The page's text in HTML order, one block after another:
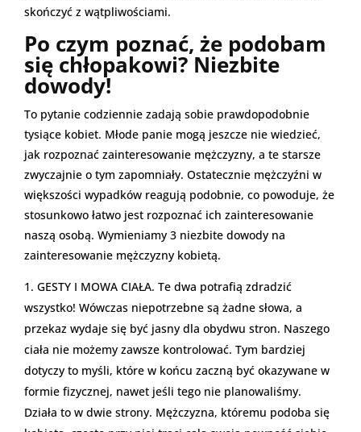
skończyć z wątpliwościami.
Po czym poznać, że podobam
się chłopakowi? Niezbite
dowody!
To pytanie codziennie zadają sobie prawdopodobnie
tysiące kobiet. Młode panie mogą jeszcze nie wiedzieć,
jak rozpoznać zainteresowanie mężczyzny, a te starsze
zwyczajnie o tym zapomniały. Ostatecznie mężczyźni w
większości wypadków reagują podobnie, co powoduje, że
stosunkowo łatwo jest rozpoznać ich zainteresowanie
naszą osobą. Wymieniamy 3 niezbite dowody na
zainteresowanie mężczyzny kobietą.
GESTY I MOWA CIAŁA. Te dwa potrafią zdradzić
wszystko! Wówczas niepotrzebne są żadne słowa, a
przekaz wydaje się być jasny dla obydwu stron. Naszego
ciała nie możemy zawsze kontrolować. Tym bardziej
dotyczy to myśli, które w końcu zaczną być okazywane w
formie fizycznej, nawet jeśli tego nie planowaliśmy.
Działa to w dwie strony. Mężczyzna, któremu podoba się